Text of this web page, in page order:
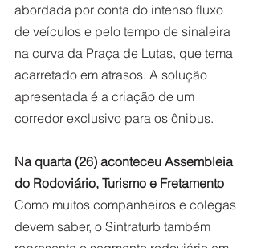
abordada por conta do intenso fluxo
de veículos e pelo tempo de sinaleira
na curva da Praça de Lutas, que tema
acarretado em atrasos. A solução
apresentada é a criação de um
corredor exclusivo para os ônibus.
Na quarta (26) aconteceu Assembleia
do Rodoviário, Turismo e Fretamento
Como muitos companheiros e colegas
devem saber, o Sintraturb também